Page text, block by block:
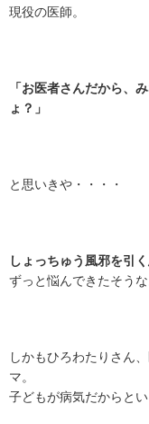
現役の医師。
「お医者さんだから、
ょ？」
と思いきや・・・・
しょっちゅう風邪を引
ずっと悩んできたそうな
しかもひろわたりさん
マ。
子どもが病気だからと